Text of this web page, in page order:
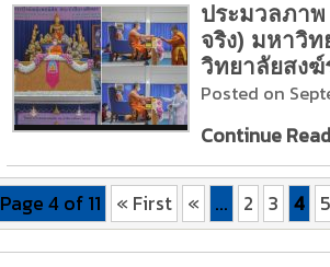
ประมวลภา
จริง) มหาวิ
วิทยาลัยสงฆ์
Posted on
Continue
Page 4 of 11 « First « ... 2 3 4 5